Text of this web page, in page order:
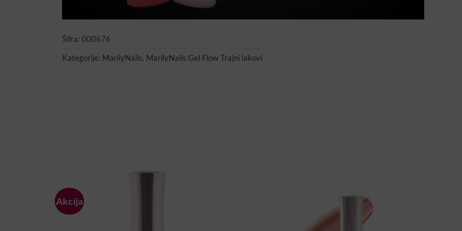
Šifra: 000676
Kategorije: MarilyNails, MarilyNails Gel Flow Trajni lakovi
Akcija